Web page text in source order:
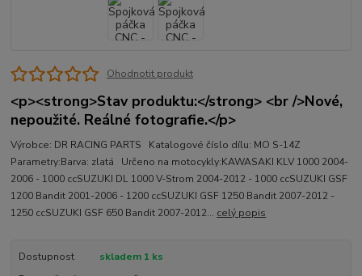
Ohodnotit produkt
<p><strong>Stav produktu:</strong> <br />Nové,
nepoužité. Reálné fotografie.</p>
Výrobce: DR RACING PARTS Katalogové číslo dílu: MO S-14Z
Parametry:Barva: zlatá Určeno na motocykly:KAWASAKI KLV 1000 2004-
2006 - 1000 ccSUZUKI DL 1000 V-Strom 2004-2012 - 1000 ccSUZUKI GSF
1200 Bandit 2001-2006 - 1200 ccSUZUKI GSF 1250 Bandit 2007-2012 -
1250 ccSUZUKI GSF 650 Bandit 2007-2012... celý popis
Dostupnost
skladem 1 ks